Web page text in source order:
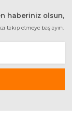
haberiniz olsun,
takip etmeye başlayın.